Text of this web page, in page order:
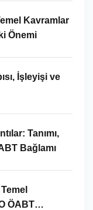
Kavramlar
Önemi
İşleyişi ve
Tanımı,
Bağlamı
ÖABT